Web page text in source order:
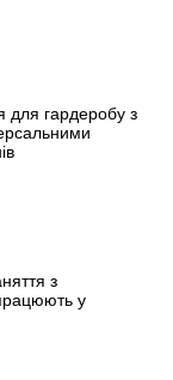
для гардеробу з
з
у